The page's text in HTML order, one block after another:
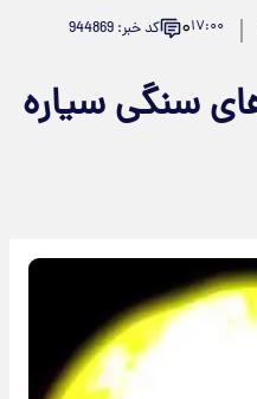
۱۷:۰۰۰ کد خبر: 944869
سنگی سیاره